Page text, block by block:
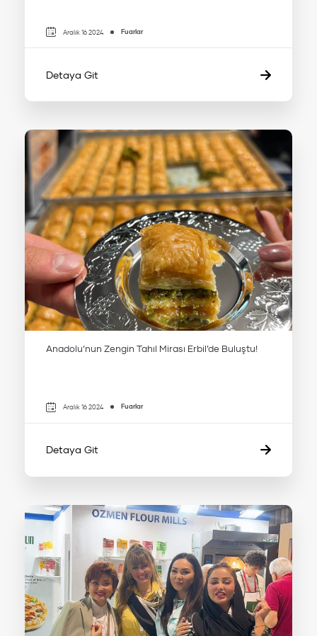
Aralık 16 2024 Fuarlar
Detaya Git
Anadolu’nun Zengin Tahıl Mirası Erbil’de Buluştu!
Aralık 16 2024 Fuarlar
Detaya Git